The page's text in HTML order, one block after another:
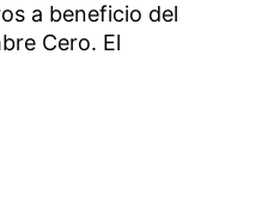
a beneficio del
Cero. El